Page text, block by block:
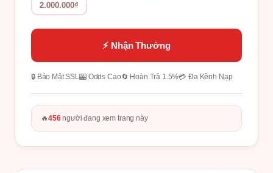
2.000.000₫
⚡ Nhận Thưởng
🔒 Bảo Mật SSL🎰 Odds Cao🔄 Hoàn Trả 1.5%💳 Đa Kênh Nạp
🔥456người đang xem trang này